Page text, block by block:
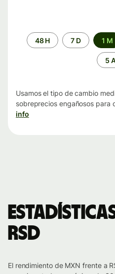
Periodo48 H 7 D 1 M
5
Usamos el tipo de cambio
sobreprecios engañosos para
info
Estadísticas
RSD
El rendimiento de MXN frente a